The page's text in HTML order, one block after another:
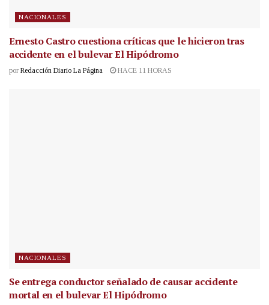
NACIONALES
Ernesto Castro cuestiona críticas que le hicieron tras
accidente en el bulevar El Hipódromo
por Redacción Diario La Página HACE 11 HORAS
NACIONALES
Se entrega conductor señalado de causar accidente
mortal en el bulevar El Hipódromo